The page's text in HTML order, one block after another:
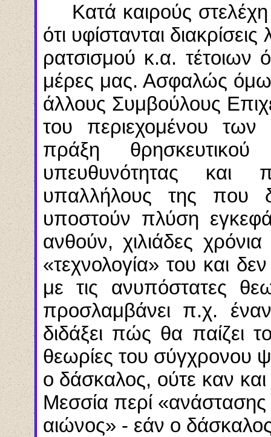
Κατά καιρούς στελέχη
ότι υφίστανται
ρατσισμού κ.α. τέτοιων
μέρες μας. Ασφαλώς
άλλους Συμβούλους
του περιεχομένου των
πράξη
υπευθυνότητας και
υπαλλήλους της που
υποστούν πλύση
ανθούν, χιλιάδες
«τεχνολογία» του και
με τις ανυπόστατες
προσλαμβάνει π.χ.
διδάξει πώς θα παίζει
θεωρίες του σύγχρονου
ο δάσκαλος, ούτε καν
Μεσσία περί
αιώνος» - εάν ο δάσκαλος